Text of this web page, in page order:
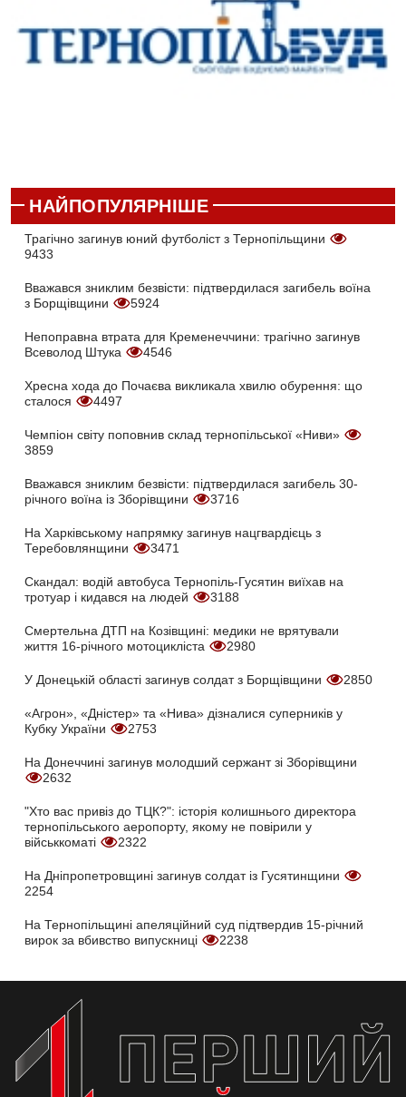
НАЙПОПУЛЯРНІШЕ
Трагічно загинув юний футболіст з Тернопільщини
9433
Вважався зниклим безвісти: підтвердилася загибель воїна
з Борщівщини
5924
Непоправна втрата для Кременеччини: трагічно загинув
Всеволод Штука
4546
Хресна хода до Почаєва викликала хвилю обурення: що
сталося
4497
Чемпіон світу поповнив склад тернопільської «Ниви»
3859
Вважався зниклим безвісти: підтвердилася загибель 30-
річного воїна із Зборівщини
3716
На Харківському напрямку загинув нацгвардієць з
Теребовлянщини
3471
Скандал: водій автобуса Тернопіль-Гусятин виїхав на
тротуар і кидався на людей
3188
Смертельна ДТП на Козівщині: медики не врятували
життя 16-річного мотоцикліста
2980
У Донецькій області загинув солдат з Борщівщини 2850
«Агрон», «Дністер» та «Нива» дізналися суперників у
Кубку України
2753
На Донеччині загинув молодший сержант зі Зборівщини
2632
"Хто вас привіз до ТЦК?": історія колишнього директора
тернопільського аеропорту, якому не повірили у
військкоматі
2322
На Дніпропетровщині загинув солдат із Гусятинщини
2254
На Тернопільщині апеляційний суд підтвердив 15-річний
вирок за вбивство випускниці
2238